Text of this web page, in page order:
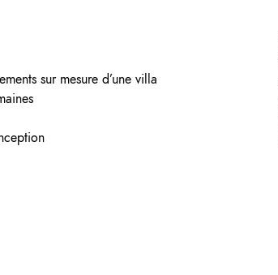
sur mesure d’une villa